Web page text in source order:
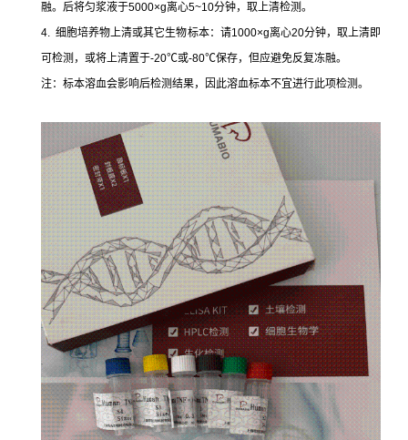
融。后将匀浆液于5000×g离心5~10分钟，取上清检测。
4. 细胞培养物上清或其它生物标本：请1000×g离心20分钟，取上清即
可检测，或将上清置于-20℃或-80℃保存，但应避免反复冻融。
注：标本溶血会影响后检测结果，因此溶血标本不宜进行此项检测。